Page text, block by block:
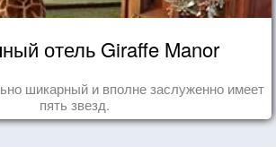
отель Giraffe Manor
шикарный и вполне заслуженно имеет
пять звезд.